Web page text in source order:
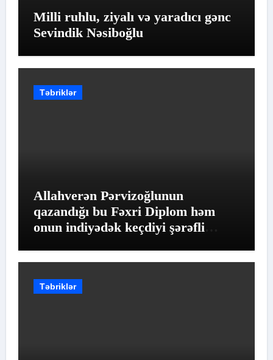
Milli ruhlu, ziyalı və yaradıcı gənc
Sevindik Nəsiboğlu
Təbriklər
Allahverən Pərvizoğlunun
qazandığı bu Fəxri Diplom həm
onun indiyədək keçdiyi şərəfli
Təbriklər